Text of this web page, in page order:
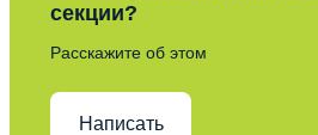
секции?
Расскажите об этом
Написать